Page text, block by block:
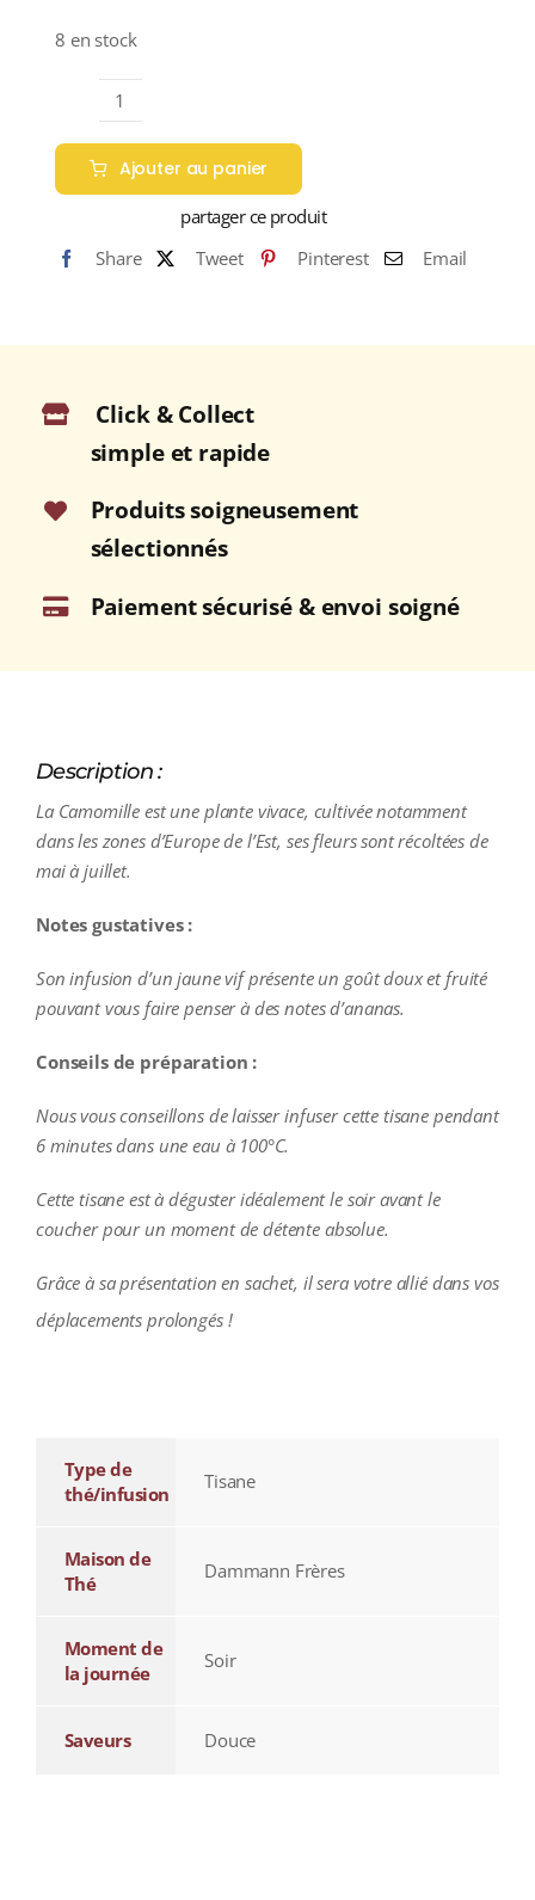
8 en stock
quantité
de
CAMOMILLE
(Tisane)
20
Ajouter au panier
partager ce produit
Share
Tweet Pinterest Email
Click & Collect
simple et rapide
Produits soigneusement
sélectionnés
Paiement sécurisé & envoi soigné
Description :
La Camomille est une plante vivace, cultivée notamment
dans les zones d’Europe de l’Est, ses fleurs sont récoltées de
mai à juillet.
Notes gustatives :
Son infusion d’un jaune vif présente un goût doux et fruité
pouvant vous faire penser à des notes d’ananas.
Conseils de préparation :
Nous vous conseillons de laisser infuser cette tisane pendant
6 minutes dans une eau à 100°C.
Cette tisane est à déguster idéalement le soir avant le
coucher pour un moment de détente absolue.
Grâce à sa présentation en sachet, il sera votre allié dans vos
déplacements prolongés !
Type de
thé/infusion
Tisane
Maison de
Thé
Dammann Frères
Moment de
la journée
Soir
Saveurs Douce